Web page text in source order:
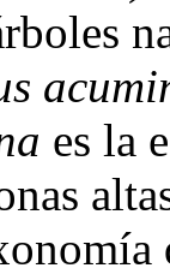
es la